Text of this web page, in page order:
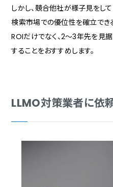
しかし、競合他社が様子見をし
検索市場での優位性を確立でき
ROIだけでなく、2〜3年先を見
することをおすすめします。
LLMO対策業者に依